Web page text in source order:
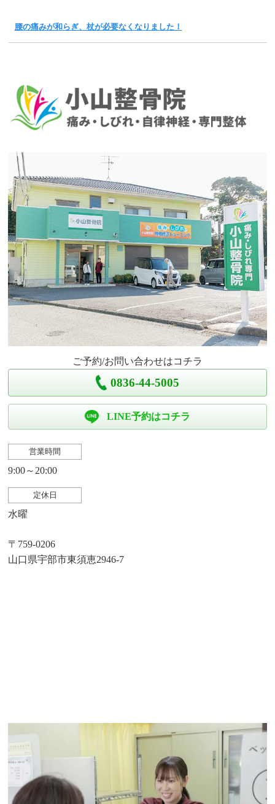
腰の痛みが和らぎ、杖が必要なくなりました！
ご予約/お問い合わせはコチラ
0836-44-5005
LINE予約はコチラ
営業時間
9:00～20:00
定休日
水曜
〒759-0206
山口県宇部市東須恵2946-7